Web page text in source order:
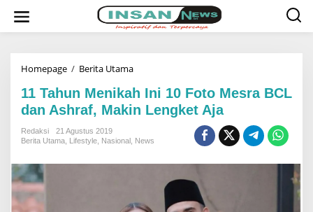
Homepage / Berita Utama
T
a
h
M
n
h
11 Tahun Menikah Ini 10 Foto Mesra BCL
dan Ashraf, Makin Lengket Aja
Redaksi
21 Agustus 2019
Berita Utama Lifestyle Nasional News